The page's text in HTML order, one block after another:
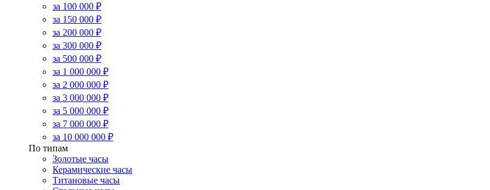
за 100 000 ₽
за 150 000 ₽
за 200 000 ₽
за 300 000 ₽
за 500 000 ₽
за 1 000 000 ₽
за 2 000 000 ₽
за 3 000 000 ₽
за 5 000 000 ₽
за 7 000 000 ₽
за 10 000 000 ₽
По типам
Золотые часы
Керамические часы
Титановые часы